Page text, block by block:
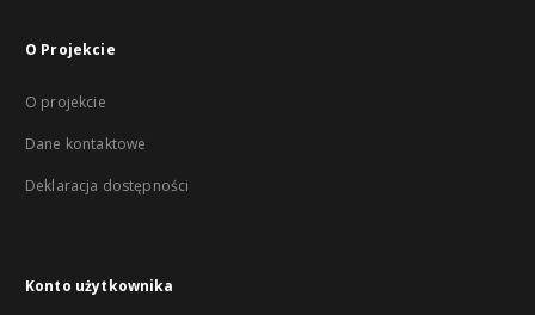
O Projekcie
O projekcie
Dane kontaktowe
Deklaracja dostępności
Konto użytkownika